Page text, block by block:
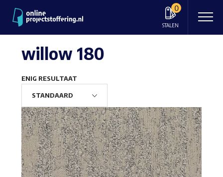
0
STALEN
willow 180
ENIG RESULTAAT